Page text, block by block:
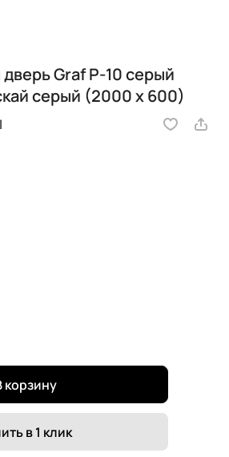
Graf P-10 серый
серый (2000 х 600)
корзину
в 1 клик